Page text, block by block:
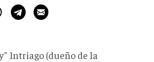
Intriago (dueño de la